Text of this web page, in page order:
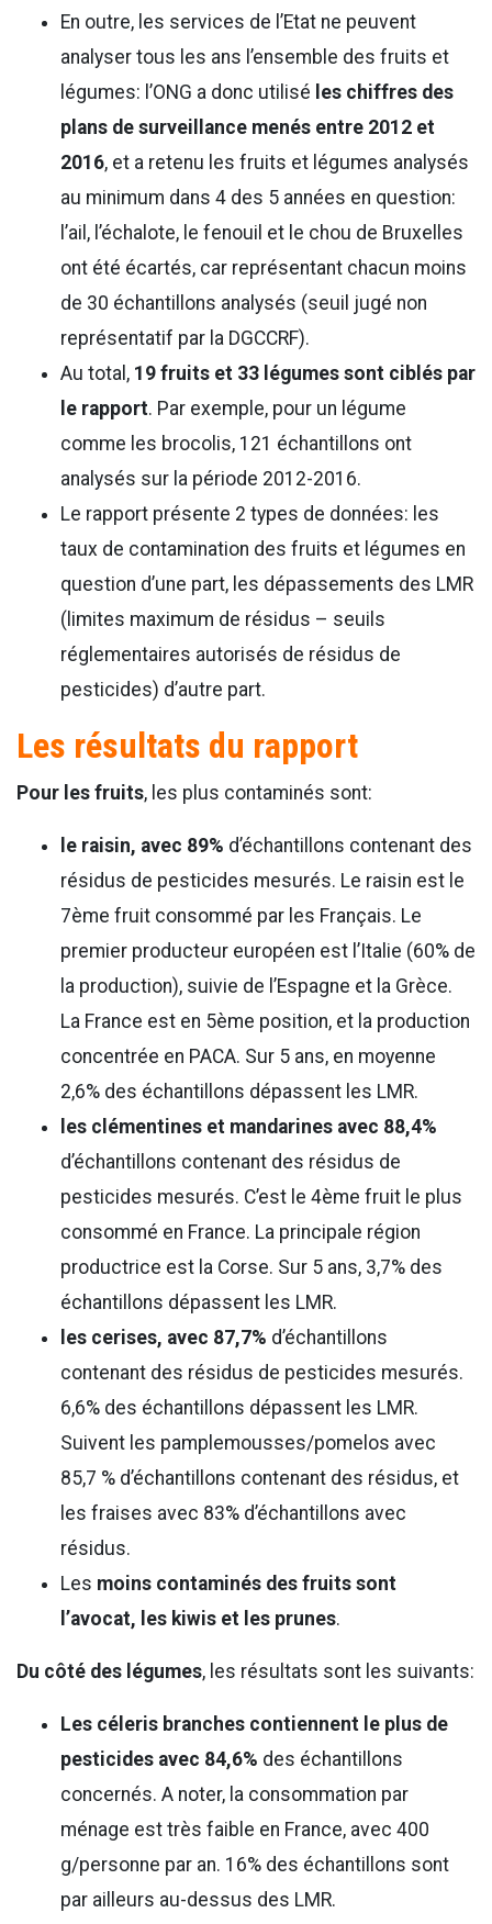
En outre, les services de l’Etat ne peuvent
analyser tous les ans l’ensemble des fruits et
légumes: l’ONG a donc utilisé les chiffres des
plans de surveillance menés entre 2012 et
2016, et a retenu les fruits et légumes analysés
au minimum dans 4 des 5 années en question:
l’ail, l’échalote, le fenouil et le chou de Bruxelles
ont été écartés, car représentant chacun moins
de 30 échantillons analysés (seuil jugé non
représentatif par la DGCCRF).
Au total, 19 fruits et 33 légumes sont ciblés par
le rapport. Par exemple, pour un légume
comme les brocolis, 121 échantillons ont
analysés sur la période 2012-2016.
Le rapport présente 2 types de données: les
taux de contamination des fruits et légumes en
question d’une part, les dépassements des LMR
(limites maximum de résidus – seuils
réglementaires autorisés de résidus de
pesticides) d’autre part.
Les résultats du rapport
Pour les fruits, les plus contaminés sont:
le raisin, avec 89% d’échantillons contenant des
résidus de pesticides mesurés. Le raisin est le
7ème fruit consommé par les Français. Le
premier producteur européen est l’Italie (60% de
la production), suivie de l’Espagne et la Grèce.
La France est en 5ème position, et la production
concentrée en PACA. Sur 5 ans, en moyenne
2,6% des échantillons dépassent les LMR.
les clémentines et mandarines avec 88,4%
d’échantillons contenant des résidus de
pesticides mesurés. C’est le 4ème fruit le plus
consommé en France. La principale région
productrice est la Corse. Sur 5 ans, 3,7% des
échantillons dépassent les LMR.
les cerises, avec 87,7% d’échantillons
contenant des résidus de pesticides mesurés.
6,6% des échantillons dépassent les LMR.
Suivent les pamplemousses/pomelos avec
85,7 % d’échantillons contenant des résidus, et
les fraises avec 83% d’échantillons avec
résidus.
Les moins contaminés des fruits sont
l’avocat, les kiwis et les prunes.
Du côté des légumes, les résultats sont les suivants:
Les céleris branches contiennent le plus de
pesticides avec 84,6% des échantillons
concernés. A noter, la consommation par
ménage est très faible en France, avec 400
g/personne par an. 16% des échantillons sont
par ailleurs au-dessus des LMR.